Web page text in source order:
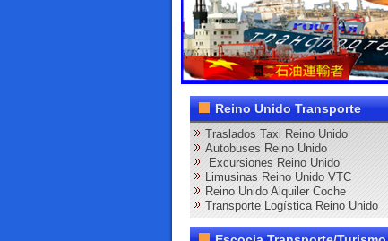
Reino Unido Transporte
Traslados Taxi Reino Unido
Autobuses Reino Unido
Excursiones Reino Unido
Limusinas Reino Unido VTC
Reino Unido Alquiler Coche
Transporte Logística Reino Unido